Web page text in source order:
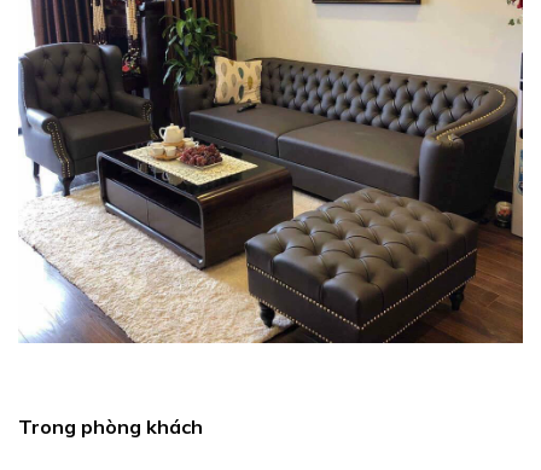
Trong phòng khách